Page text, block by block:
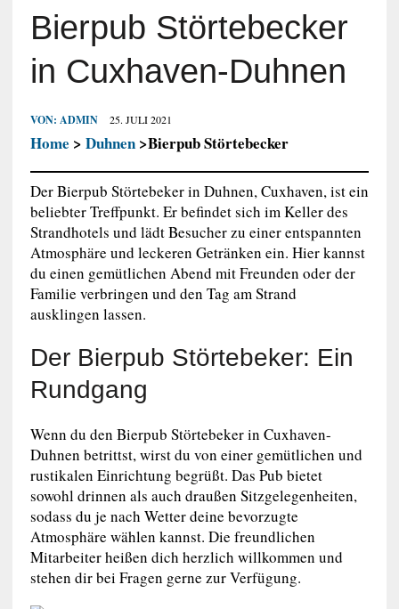
Bierpub Störtebecker
in Cuxhaven-Duhnen
VON: ADMIN 25. JULI 2021
Home > Duhnen>Bierpub Störtebecker
Der Bierpub Störtebeker in Duhnen, Cuxhaven, ist ein
beliebter Treffpunkt. Er befindet sich im Keller des
Strandhotels und lädt Besucher zu einer entspannten
Atmosphäre und leckeren Getränken ein. Hier kannst
du einen gemütlichen Abend mit Freunden oder der
Familie verbringen und den Tag am Strand
ausklingen lassen.
Der Bierpub Störtebeker: Ein
Rundgang
Wenn du den Bierpub Störtebeker in Cuxhaven-
Duhnen betrittst, wirst du von einer gemütlichen und
rustikalen Einrichtung begrüßt. Das Pub bietet
sowohl drinnen als auch draußen Sitzgelegenheiten,
sodass du je nach Wetter deine bevorzugte
Atmosphäre wählen kannst. Die freundlichen
Mitarbeiter heißen dich herzlich willkommen und
stehen dir bei Fragen gerne zur Verfügung.